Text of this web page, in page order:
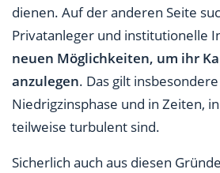
Welche Rendite gibt es beim
Welches Risiko hat die Anlage im
Crowdinvesting?
Wie flexibel ist das
Crowdinvesting?
dienen. Auf der anderen Seite
Privatanleger und institutionelle
neuen Möglichkeiten, um ihr
anzulegen. Das gilt
Niedrigzinsphase und in Zeiten,
teilweise turbulent sind.
Sicherlich auch aus diesen